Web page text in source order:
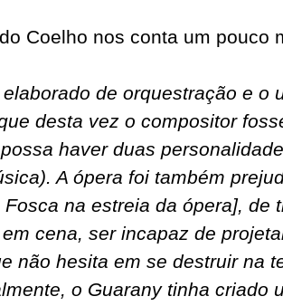
Coelho nos conta um pouco
de orquestração e o
desta vez o compositor
haver duas
A ópera foi também
na estreia da ópera], de
cena, ser incapaz de
não hesita em se destruir na
o Guarany tinha criado